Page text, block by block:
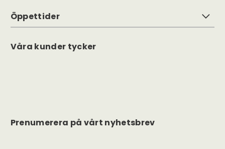
Öppettider
Våra kunder tycker
Prenumerera på vårt nyhetsbrev